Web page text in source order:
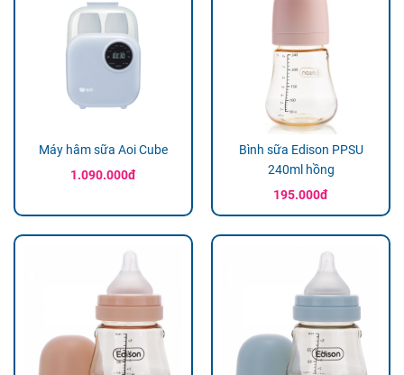
Máy hâm sữa Aoi Cube
1.090.000đ
Bình sữa Edison PPSU
240ml hồng
195.000đ